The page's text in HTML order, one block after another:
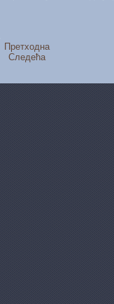
Претходна
Следећа